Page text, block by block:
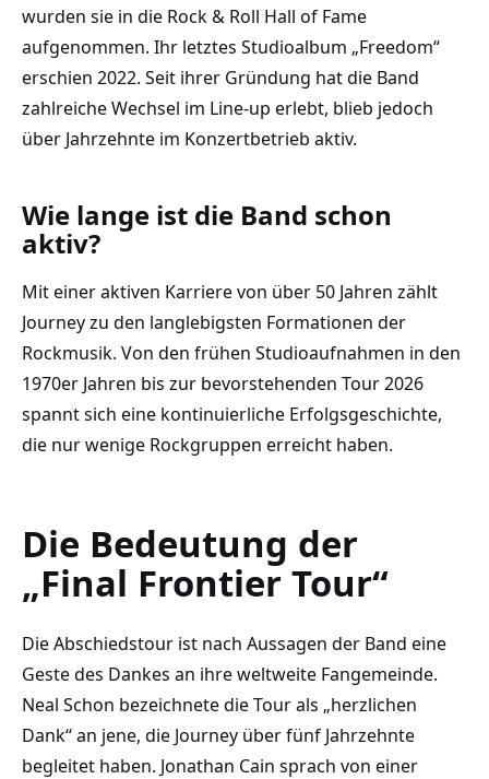
wurden sie in die Rock & Roll Hall of Fame
aufgenommen. Ihr letztes Studioalbum „Freedom“
erschien 2022. Seit ihrer Gründung hat die Band
zahlreiche Wechsel im Line-up erlebt, blieb jedoch
über Jahrzehnte im Konzertbetrieb aktiv.
Wie lange ist die Band schon
aktiv?
Mit einer aktiven Karriere von über 50 Jahren zählt
Journey zu den langlebigsten Formationen der
Rockmusik. Von den frühen Studioaufnahmen in den
1970er Jahren bis zur bevorstehenden Tour 2026
spannt sich eine kontinuierliche Erfolgsgeschichte,
die nur wenige Rockgruppen erreicht haben.
Die Bedeutung der
„Final Frontier Tour“
Die Abschiedstour ist nach Aussagen der Band eine
Geste des Dankes an ihre weltweite Fangemeinde.
Neal Schon bezeichnete die Tour als „herzlichen
Dank“ an jene, die Journey über fünf Jahrzehnte
begleitet haben. Jonathan Cain sprach von einer